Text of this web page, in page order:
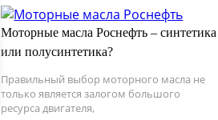
Моторные масла Роснефть – синтетика
или полусинтетика?
Правильный выбор моторного масла не
только является залогом большого
ресурса двигателя,